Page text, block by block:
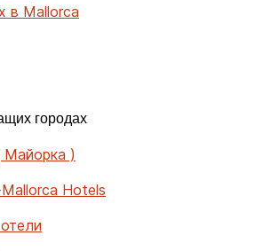
в Mallorca
городах
)
Hotels